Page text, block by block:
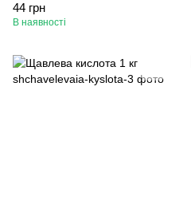
44 грн
В наявності